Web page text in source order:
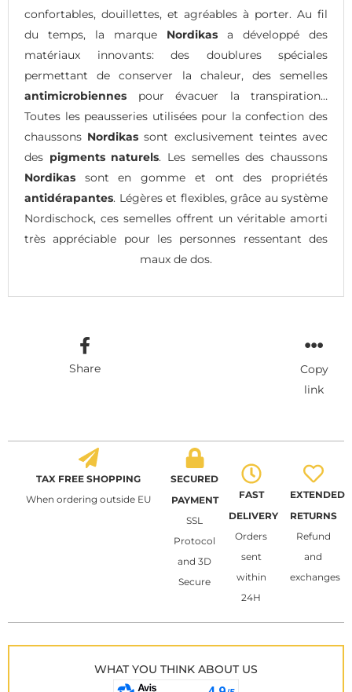
confortables, douillettes, et agréables à porter. Au fil
du temps, la marque Nordikas a développé des
matériaux innovants: des doublures spéciales
permettant de conserver la chaleur, des semelles
antimicrobiennes pour évacuer la transpiration…
Toutes les peausseries utilisées pour la confection des
chaussons Nordikas sont exclusivement teintes avec
des pigments naturels. Les semelles des chaussons
Nordikas sont en gomme et ont des propriétés
antidérapantes. Légères et flexibles, grâce au système
Nordischock, ces semelles offrent un véritable amorti
très appréciable pour les personnes ressentant des
maux de dos.
Share
Copy
link
TAX FREE SHOPPING
When ordering outside EU
SECURED
PAYMENT
SSL
Protocol
and 3D
Secure
FAST
DELIVERY
Orders
sent
within
24H
EXTENDED
RETURNS
Refund
and
exchanges
WHAT YOU THINK ABOUT US